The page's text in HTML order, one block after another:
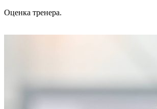
Оценка тренера.